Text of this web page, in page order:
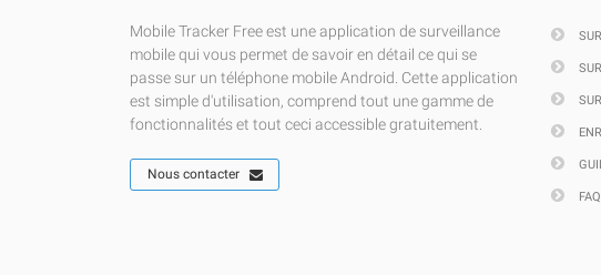
Mobile Tracker Free est une application de surveillance
mobile qui vous permet de savoir en détail ce qui se
passe sur un téléphone mobile Android. Cette application
est simple d'utilisation, comprend tout une gamme de
fonctionnalités et tout ceci accessible gratuitement.
Nous contacter